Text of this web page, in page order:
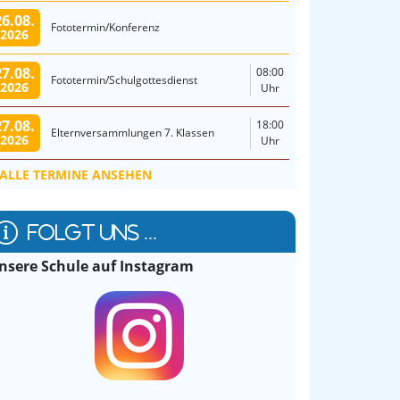
2026 Fototermin/Konferenz
2026 Fototermin/Schulgottesdienst
08:00
Uhr
2026 Elternversammlungen 7. Klassen
18:00
Uhr
ALLE TERMINE ANSEHEN
FOLGT UNS ...
Schule auf Instagram